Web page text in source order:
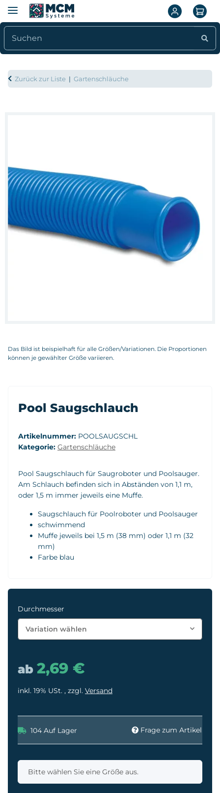
Zurück zur Liste Gartenschläuche
Das Bild ist beispielhaft für alle Größen/Variationen. Die Proportionen
können je gewählter Größe variieren.
Pool Saugschlauch
Artikelnummer: POOLSAUGSCHL
Kategorie: Gartenschläuche
Pool Saugschlauch für Saugroboter und Poolsauger.
Am Schlauch befinden sich in Abständen von 1,1 m,
oder 1,5 m immer jeweils eine Muffe.
Saugschlauch für Poolroboter und Poolsauger
schwimmend
Muffe jeweils bei 1,5 m (38 mm) oder 1,1 m (32
mm)
Farbe blau
Durchmesser
Variation wählen
ab 2,69 €
inkl. 19% USt. , zzgl. Versand
104 Auf Lager Frage zum Artikel
x
Bitte wählen Sie eine Größe aus.